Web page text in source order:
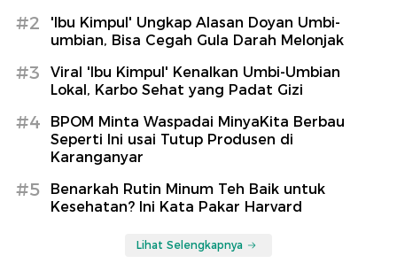
#2
'Ibu Kimpul' Ungkap Alasan Doyan Umbi-
umbian, Bisa Cegah Gula Darah Melonjak
#3
Viral 'Ibu Kimpul' Kenalkan Umbi-Umbian
Lokal, Karbo Sehat yang Padat Gizi
#4
BPOM Minta Waspadai MinyaKita Berbau
Seperti Ini usai Tutup Produsen di
Karanganyar
#5
Benarkah Rutin Minum Teh Baik untuk
Kesehatan? Ini Kata Pakar Harvard
Lihat Selengkapnya